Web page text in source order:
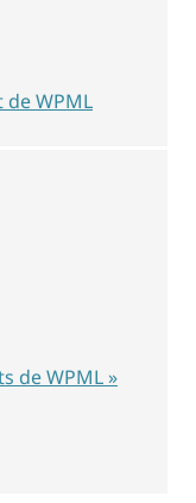
WPML
de WPML »